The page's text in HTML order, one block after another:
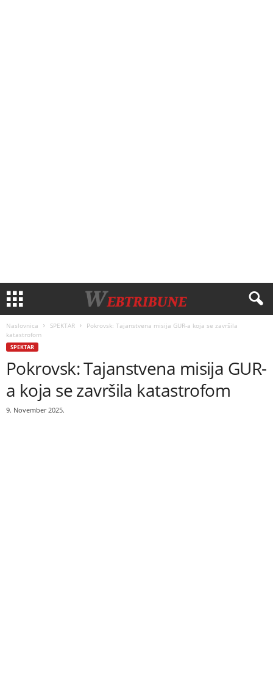
Naslovnica SPEKTAR
Pokrovsk: Tajanstvena misija GUR-a koja se završila
katastrofom
SPEKTAR
Pokrovsk: Tajanstvena misija GUR-
a koja se završila katastrofom
9. November 2025.